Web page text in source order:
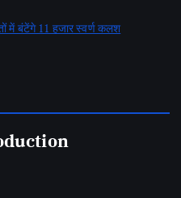
में बंटेंगे 11 हजार स्वर्ण कलश